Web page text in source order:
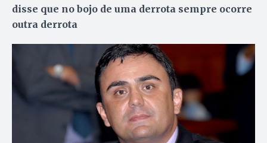
disse que no bojo de uma derrota sempre ocorre
outra derrota